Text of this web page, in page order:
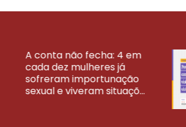
A conta não fecha: 4 em
cada dez mulheres já
sofreram importunação
sexual e viveram situaçõ...